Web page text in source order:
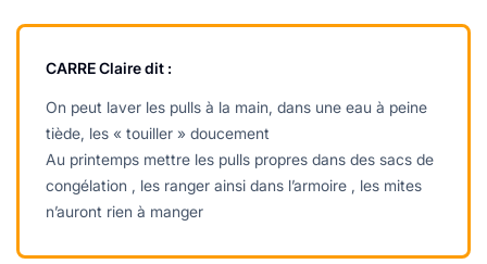
CARRE Clairedit :
On peut laver les pulls à la main, dans une eau à peine
tiède, les « touiller » doucement
Au printemps mettre les pulls propres dans des sacs de
congélation , les ranger ainsi dans l’armoire , les mites
n’auront rien à manger